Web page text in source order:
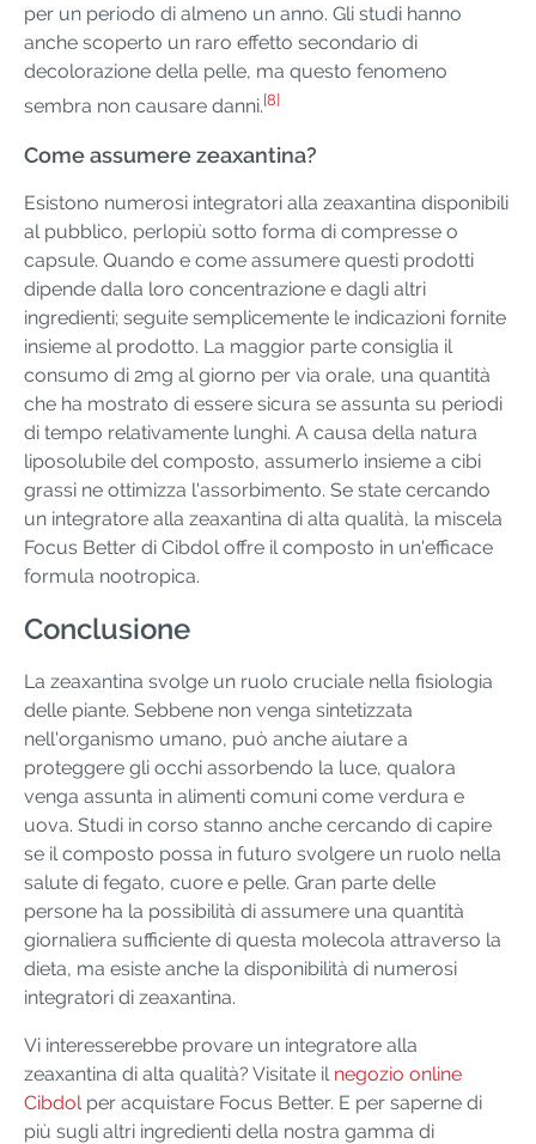
per un periodo di almeno un anno. Gli studi hanno
anche scoperto un raro effetto secondario di
decolorazione della pelle, ma questo fenomeno
sembra non causare danni.[8]
Come assumere zeaxantina?
Esistono numerosi integratori alla zeaxantina disponibili
al pubblico, perlopiù sotto forma di compresse o
capsule. Quando e come assumere questi prodotti
dipende dalla loro concentrazione e dagli altri
ingredienti; seguite semplicemente le indicazioni fornite
insieme al prodotto. La maggior parte consiglia il
consumo di 2mg al giorno per via orale, una quantità
che ha mostrato di essere sicura se assunta su periodi
di tempo relativamente lunghi. A causa della natura
liposolubile del composto, assumerlo insieme a cibi
grassi ne ottimizza l'assorbimento. Se state cercando
un integratore alla zeaxantina di alta qualità, la miscela
Focus Better di Cibdol offre il composto in un'efficace
formula nootropica.
Conclusione
La zeaxantina svolge un ruolo cruciale nella fisiologia
delle piante. Sebbene non venga sintetizzata
nell'organismo umano, può anche aiutare a
proteggere gli occhi assorbendo la luce, qualora
venga assunta in alimenti comuni come verdura e
uova. Studi in corso stanno anche cercando di capire
se il composto possa in futuro svolgere un ruolo nella
salute di fegato, cuore e pelle. Gran parte delle
persone ha la possibilità di assumere una quantità
giornaliera sufficiente di questa molecola attraverso la
dieta, ma esiste anche la disponibilità di numerosi
integratori di zeaxantina.
Vi interesserebbe provare un integratore alla
zeaxantina di alta qualità? Visitate il negozio online
Cibdolper acquistare Focus Better. E per saperne di
più sugli altri ingredienti della nostra gamma di